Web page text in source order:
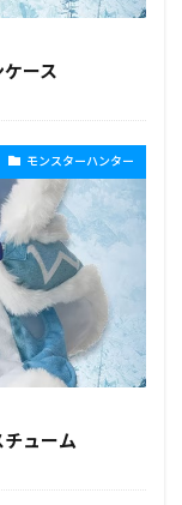
ース
モンスターハンター
チューム